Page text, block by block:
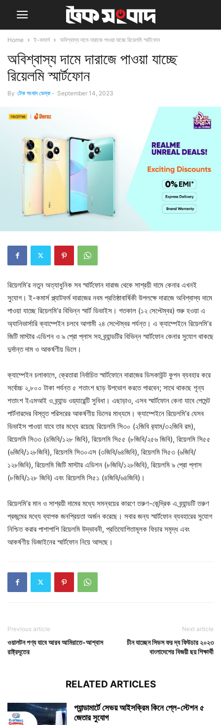
Home ই-কমার্স অবিশ্বাস্য দামে দারাজে পাওয়া যাচ্ছে রিয়েলমি স্মার্টফোন
অবিশ্বাস্য দামে দারাজে পাওয়া যাচ্ছে
রিয়েলমি স্মার্টফোন
By টেক সংবাদ ডেস্ক - September 14, 2023
রিয়েলমি’র নতুন অত্যাধুনিক সব স্মার্টফোন দারাজ থেকে সাশ্রয়ী দামে কেনার এখনই
সুযোগ। ই-কমার্স প্ল্যাটফর্ম দারাজের নবম প্রতিষ্ঠাবার্ষিকী উপলক্ষে দারাজে অবিশ্বাস্য দামে
পাওয়া যাচ্ছে রিয়েলমি’র বিভিন্ন স্মার্ট ডিভাইস। গতকাল (১২ সেপ্টেম্বর) শুরু হওয়া এ
অ্যানিভার্সারি ক্যাম্পেইন চলবে আগামী ২৪ সেপ্টেম্বর পর্যন্ত। এ ক্যাম্পেইনে রিয়েলমি’র
জিটি মাস্টার এডিশন ও ৯ প্রো প্লাস সহ ব্র্যান্ডটির বিভিন্ন স্মার্টফোন কেনার সুযোগ থাকছে
দুর্দান্ত দাম ও আকর্ষণীয় ডিলে।
ক্যাম্পেইন চলাকালে, ক্রেতারা নির্বাচিত স্মার্টফোনে দারাজের ডিসকাউন্ট কুপন ব্যবহার করে
সর্বোচ্চ ২,৮০০ টাকা পর্যন্ত ৫ শতাংশ ছাড় উপভোগ করতে পারবেন; সাথে থাকছে শূন্য
শতাংশ ইএমআই ও ব্র্যান্ড ওয়্যারেন্টি সুবিধা। এছাড়াও, এসব স্মার্টফোন কেনা যাবে পেমেন্ট
পার্টনারদের বিস্তৃত পরিসরের আকর্ষণীয় ডিলের মাধ্যমে। ক্যাম্পেইনে রিয়েলমি’র যেসব
ডিভাইস পাওয়া যাবে তার মধ্যে রয়েছে রিয়েলমি সি৩০ (২জিবি র‍্যাম/৩২জিবি রম),
রিয়েলমি সি৩৩ (৪জিবি/১২৮ জিবি), রিয়েলমি সি৫৫ (৮জিবি/২৫৬ জিবি), রিয়েলমি সি৫৫
(৬জিবি/১২৮জিবি), রিয়েলমি সি৩০এস (৩জিবি/৬৪জিবি), রিয়েলমি সি৫৩ (৬জিবি/
১২৮জিবি), রিয়েলমি জিটি মাস্টার এডিশন (৮জিবি/১২৮জিবি), রিয়েলমি ৯ প্রো প্লাস
(৮জিবি/১২৮ জিবি) এবং রিয়েলমি সি৫১ (৪জিবি/৬৪জিবি)।
রিয়েলমি’র মান ও সাশ্রয়ী দামের মধ্যে সমন্বয়ের কারণে তরুণ-কেন্দ্রিক এ ব্র্যান্ডটি তরুণ
প্রজন্মের মধ্যে ব্যাপক জনপ্রিয়তা অর্জন করেছে। সবার জন্য স্মার্টফোন ব্যবহারের সুযোগ
নিশ্চিত করার পাশাপাশি রিয়েলমি উদ্ভাবনী, প্রতিযোগিতামূলক ফিচার সমৃদ্ধ এবং
আকর্ষণীয় ডিজাইনের স্মার্টফোন নিয়ে আসছে।
Previous article
ওয়ালটন পণ্য যাবে আরব আমিরাতে-আশ্বাস
রাষ্ট্রদূতের
Next article
চীন যাচ্ছেন সিডস ফর দ্য ফিউচার ২০২৩
বাংলাদেশের বিজয়ী ছয় শিক্ষার্থী
RELATED ARTICLES
প্যান্ডামার্টে সেভয় আইসক্রিম কিনে প্লে-স্টেশন ৫
জেতার সুযোগ